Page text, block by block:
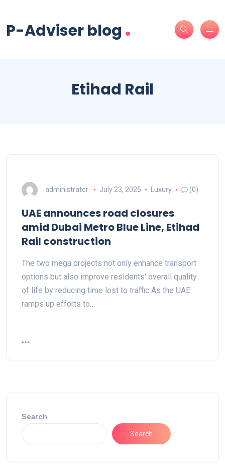
P-Adviser blog .
Etihad Rail
administrator July 23, 2025 Luxury (0)
UAE announces road closures
amid Dubai Metro Blue Line, Etihad
Rail construction
The two mega projects not only enhance transport
options but also improve residents' overall quality
of life by reducing time lost to traffic As the UAE
ramps up efforts to…
Search
Search